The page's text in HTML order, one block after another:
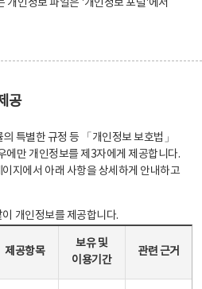
개인정보 파일은 '개인정보 포털'에서
공
특별한 규정 등 「개인정보 보호법」
에만 개인정보를 제3자에게 제공합니다.
지에서 아래 사항을 상세하게 안내하고
개인정보를 제공합니다.
제공항목
보유 및
이용기간
관련 근거